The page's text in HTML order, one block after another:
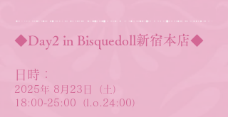
​◆Day2 in Bisquedoll新宿本店◆
​ 日時：
2025年 8月23日（土）
18:00-25:00（l.o.24:00）